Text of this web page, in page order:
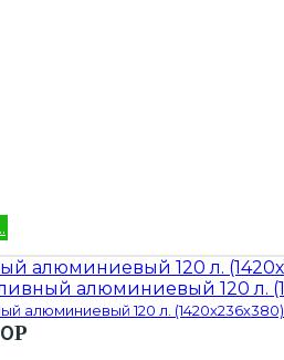
алюминиевый 120 л. (1420х236х380)
Р